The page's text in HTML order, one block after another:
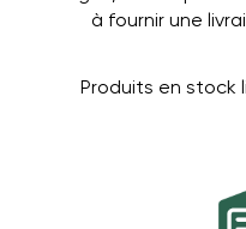
à fournir une
Produits en stock